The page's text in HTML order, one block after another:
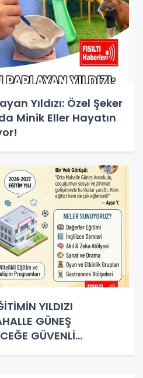
Yıldızı: Özel Şeker
Minik Eller Hayatın
YILDIZI
GÜNEŞ
GÜVENLİ